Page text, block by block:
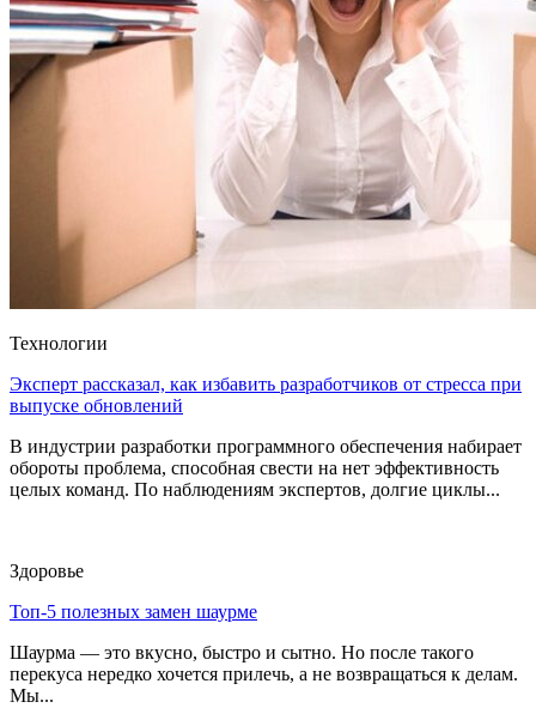
Технологии
Эксперт рассказал, как избавить разработчиков от стресса при
выпуске обновлений
В индустрии разработки программного обеспечения набирает
обороты проблема, способная свести на нет эффективность
целых команд. По наблюдениям экспертов, долгие циклы...
Здоровье
Топ-5 полезных замен шаурме
Шаурма — это вкусно, быстро и сытно. Но после такого
перекуса нередко хочется прилечь, а не возвращаться к делам.
Мы...